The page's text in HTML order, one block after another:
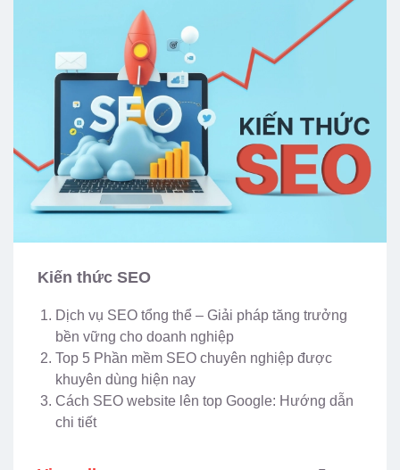
Kiến thức SEO
Dịch vụ SEO tổng thể – Giải pháp tăng trưởng
bền vững cho doanh nghiệp
Top 5 Phần mềm SEO chuyên nghiệp được
khuyên dùng hiện nay
Cách SEO website lên top Google: Hướng dẫn
chi tiết